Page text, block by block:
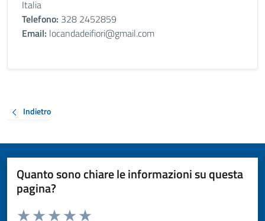
Italia
Telefono: 328 2452859
Email: locandadeifiori@gmail.com
Indietro
Quanto sono chiare le informazioni su questa
pagina?
Valuta da 1 a 5 stelle la pagina